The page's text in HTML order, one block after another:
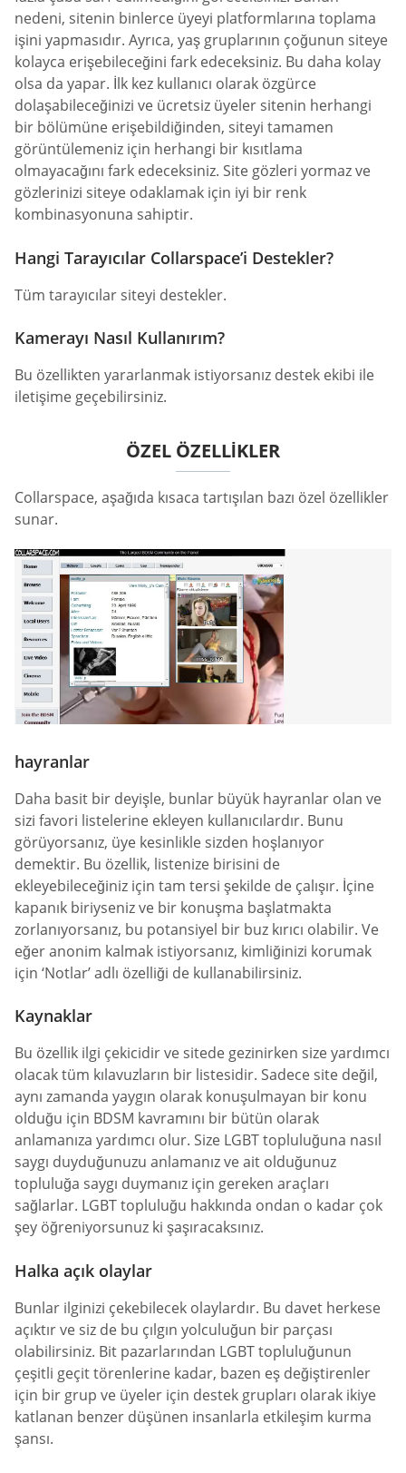
nedeni, sitenin binlerce üyeyi platformlarına toplama
işini yapmasıdır. Ayrıca, yaş gruplarının çoğunun siteye
kolayca erişebileceğini fark edeceksiniz. Bu daha kolay
olsa da yapar. İlk kez kullanıcı olarak özgürce
dolaşabileceğinizi ve ücretsiz üyeler sitenin herhangi
bir bölümüne erişebildiğinden, siteyi tamamen
görüntülemeniz için herhangi bir kısıtlama
olmayacağını fark edeceksiniz. Site gözleri yormaz ve
gözlerinizi siteye odaklamak için iyi bir renk
kombinasyonuna sahiptir.
Hangi Tarayıcılar Collarspace’i Destekler?
Tüm tarayıcılar siteyi destekler.
Kamerayı Nasıl Kullanırım?
Bu özellikten yararlanmak istiyorsanız destek ekibi ile
iletişime geçebilirsiniz.
ÖZEL ÖZELLIKLER
Collarspace, aşağıda kısaca tartışılan bazı özel özellikler
sunar.
hayranlar
Daha basit bir deyişle, bunlar büyük hayranlar olan ve
sizi favori listelerine ekleyen kullanıcılardır. Bunu
görüyorsanız, üye kesinlikle sizden hoşlanıyor
demektir. Bu özellik, listenize birisini de
ekleyebileceğiniz için tam tersi şekilde de çalışır. İçine
kapanık biriyseniz ve bir konuşma başlatmakta
zorlanıyorsanız, bu potansiyel bir buz kırıcı olabilir. Ve
eğer anonim kalmak istiyorsanız, kimliğinizi korumak
için ‘Notlar’ adlı özelliği de kullanabilirsiniz.
Kaynaklar
Bu özellik ilgi çekicidir ve sitede gezinirken size yardımcı
olacak tüm kılavuzların bir listesidir. Sadece site değil,
aynı zamanda yaygın olarak konuşulmayan bir konu
olduğu için BDSM kavramını bir bütün olarak
anlamanıza yardımcı olur. Size LGBT topluluğuna nasıl
saygı duyduğunuzu anlamanız ve ait olduğunuz
topluluğa saygı duymanız için gereken araçları
sağlarlar. LGBT topluluğu hakkında ondan o kadar çok
şey öğreniyorsunuz ki şaşıracaksınız.
Halka açık olaylar
Bunlar ilginizi çekebilecek olaylardır. Bu davet herkese
açıktır ve siz de bu çılgın yolculuğun bir parçası
olabilirsiniz. Bit pazarlarından LGBT topluluğunun
çeşitli geçit törenlerine kadar, bazen eş değiştirenler
için bir grup ve üyeler için destek grupları olarak ikiye
katlanan benzer düşünen insanlarla etkileşim kurma
şansı.